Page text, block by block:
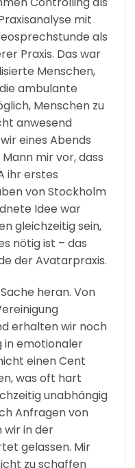
mit
als
Praxis. Das war
Menschen,
ambulante
Menschen zu
anwesend
eines Abends
mir vor, dass
ihr erstes
von Stockholm
Idee war
gleichzeitig sein,
nötig ist – das
der Avatarpraxis.
heran. Von
erhalten wir noch
in emotionaler
einen Cent
was oft hart
unabhängig
Anfragen von
wir in der
gelassen. Mir
zu schaffen